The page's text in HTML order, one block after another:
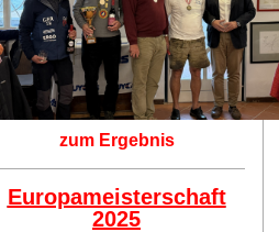
zum Ergebnis
Europameisterschaft
2025